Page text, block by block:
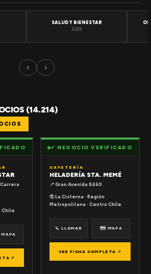
SALUD Y BIENESTAR
1320
‹ ›
(14.214)
Carrera
Chile
↗
✔ NEGOCIO VERIFICADO
CAFETERÍA
HELADERÍA STA. MEMÉ
📍 Gran Avenida 8460
🌎 La Cisterna · Región
Metropolitana · Centro Chile
📞 LLAMAR 🗺 MAPA
VER FICHA COMPLETA ↗